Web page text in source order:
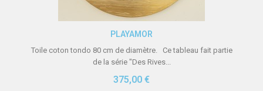
Aperçu rapide
PLAYAMOR
Toile coton tondo 80 cm de diamètre. Ce tableau fait partie
de la série "Des Rives...
375,00 €